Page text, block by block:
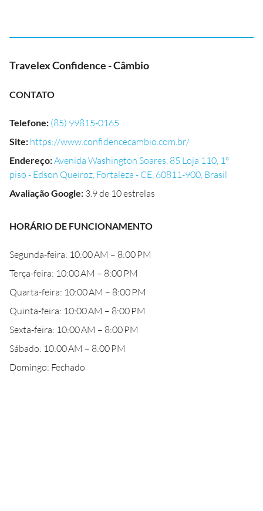
Travelex Confidence - Câmbio
CONTATO
Telefone: (85) 99815-0165
Site: https://www.confidencecambio.com.br/
Endereço:Avenida Washington Soares, 85 Loja 110, 1º
piso - Edson Queiroz, Fortaleza - CE, 60811-900, Brasil
Avaliação Google: 3.9 de 10 estrelas
HORÁRIO DE FUNCIONAMENTO
Segunda-feira: 10:00 AM – 8:00 PM
Terça-feira: 10:00 AM – 8:00 PM
Quarta-feira: 10:00 AM – 8:00 PM
Quinta-feira: 10:00 AM – 8:00 PM
Sexta-feira: 10:00 AM – 8:00 PM
Sábado: 10:00 AM – 8:00 PM
Domingo: Fechado